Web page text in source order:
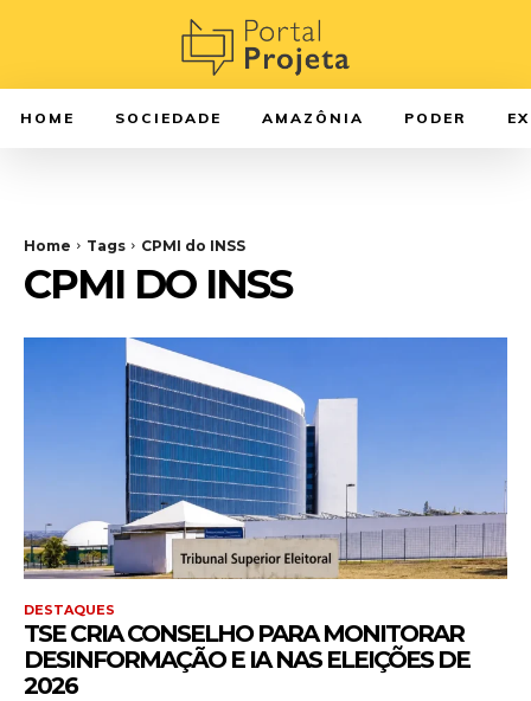
HOME SOCIEDADE AMAZÔNIA PODER
Home Tags CPMI do INSS
CPMI DO INSS
DESTAQUES
TSE CRIA CONSELHO PARA MONITORAR
DESINFORMAÇÃO E IA NAS ELEIÇÕES DE
2026